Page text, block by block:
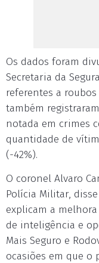
Os dados foram
Secretaria da
referentes a
também
notada em crimes
quantidade de
(-42%).
O coronel Alvaro
Polícia Militar,
explicam a
de inteligência e
Mais Seguro e
ocasiões em que o